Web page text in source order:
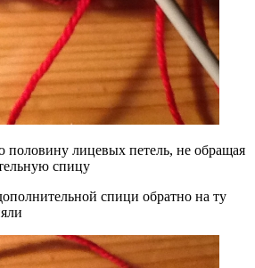
половину лицевых петель, не обращая
спицу
спици обратно на ту